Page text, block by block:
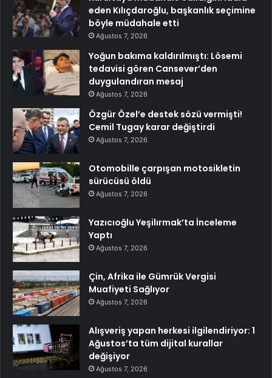
eden Kılıçdaroğlu, başkanlık seçimine
böyle müdahale etti
Ağustos 7, 2026
Yoğun bakıma kaldırılmıştı: Lösemi
tedavisi gören Cansever’den
duygulandıran mesaj
Ağustos 7, 2026
Özgür Özel’e destek sözü vermişti!
Cemil Tugay karar değiştirdi
Ağustos 7, 2026
Otomobille çarpışan motosikletin
sürücüsü öldü
Ağustos 7, 2026
Yazıcıoğlu Yeşilırmak’ta İnceleme
Yaptı
Ağustos 7, 2026
Çin, Afrika ile Gümrük Vergisi
Muafiyeti Sağlıyor
Ağustos 7, 2026
Alışveriş yapan herkesi ilgilendiriyor: 1
Ağustos’ta tüm dijital kurallar
değişiyor
Ağustos 7, 2026